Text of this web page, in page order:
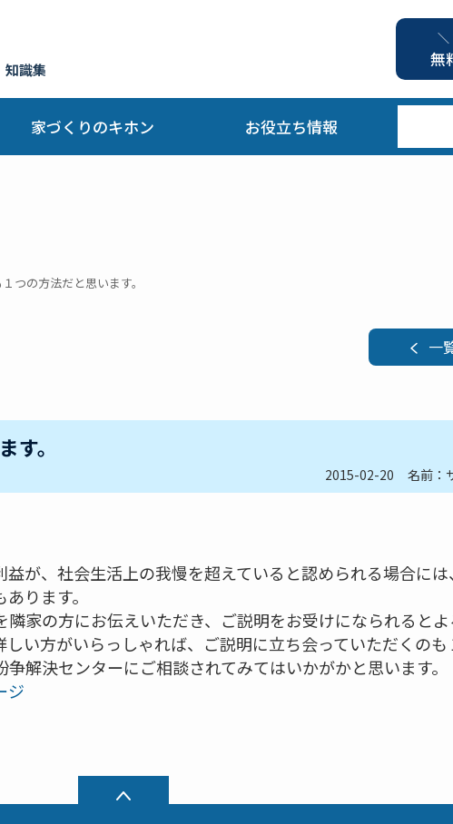
知識集
＼
無
家づくりのキホン お役立ち情報
つの方法だと思います。
一
す。
2015-02-20 名前：
が、社会生活上の我慢を超えていると認められる場合に
ります。
家の方にお伝えいただき、ご説明をお受けになられると
い方がいらっしゃれば、ご説明に立ち会っていただくの
解決センターにご相談されてみてはいかがかと思います。
ジ